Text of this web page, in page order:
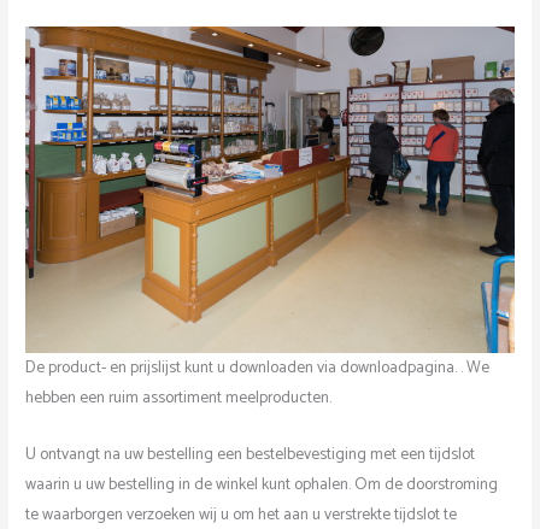
De product- en prijslijst kunt u downloaden via downloadpagina. . We
hebben een ruim assortiment meelproducten.
U ontvangt na uw bestelling een bestelbevestiging met een tijdslot
waarin u uw bestelling in de winkel kunt ophalen. Om de doorstroming
te waarborgen verzoeken wij u om het aan u verstrekte tijdslot te